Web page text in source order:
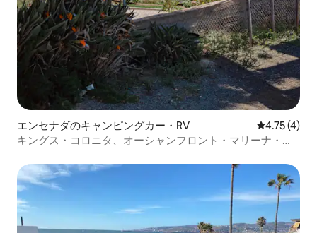
エンセナダのキャンピングカー・RV レビュー4
4.75 (4)
キングス・コロニタ、オーシャンフロント・マリーナ・ト